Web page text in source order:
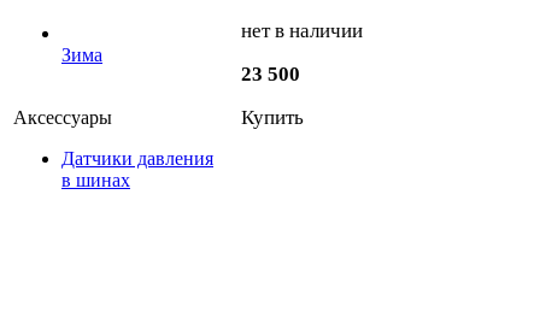
Зима
Аксессуары
Датчики давления
в шинах
нет в наличии
23 500
Купить